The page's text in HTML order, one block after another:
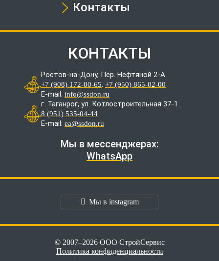
Контакты
КОНТАКТЫ
Ростов-на-Дону, Пер. Нефтяной 2-А
+7 (908) 172-00-65. +7 (950) 865-02-00
E-mail: info@ssdon.ru
г. Таганрог, ул. Котлостроительная 37-1
8 (951) 535-04-44
E-mail: ea@ssdon.ru
Мы в мессенджерах:
WhatsApp
Мы в instagram
© 2007–2026 ООО СтройСервис
Политика конфиденциальности